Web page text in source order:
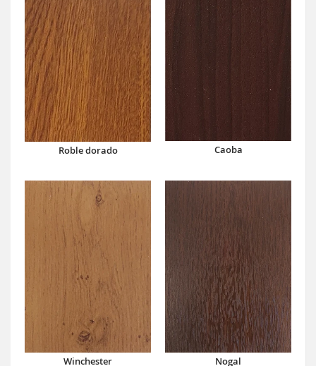
Roble dorado Caoba
Winchester Nogal